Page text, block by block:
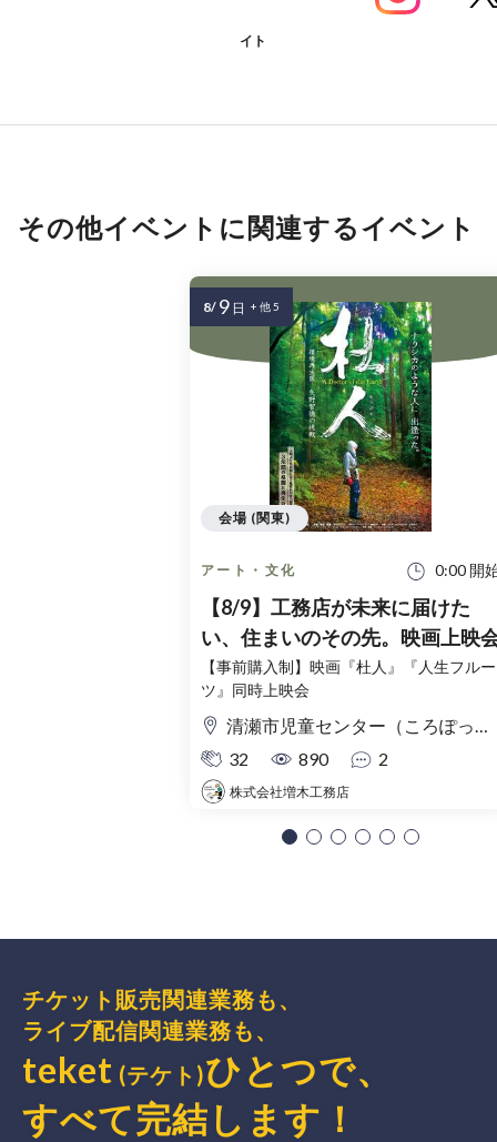
イト
その他イベントに関連するイベント
アート・文化 0:00 開
【8/9】工務店が未来に届けた
い、住まいのその先。映画上映
【事前購入制】映画『杜人』『人生フルー
ツ』同時上映会
清瀬市児童センター（ころぽっくる）東京都清瀬市中清戸3-235-5
32
890 2
株式会社増木工務店
会場 (関東)
8/ 9 日 + 他 5
チケット販売関連業務も、
ライブ配信関連業務も、
teket (テケト)ひとつで、
すべて完結 します ！